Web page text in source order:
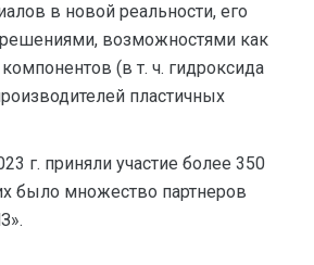
в новой реальности, его
возможностями как
(в т. ч. гидроксида
пластичных
г. приняли участие более 350
было множество партнеров